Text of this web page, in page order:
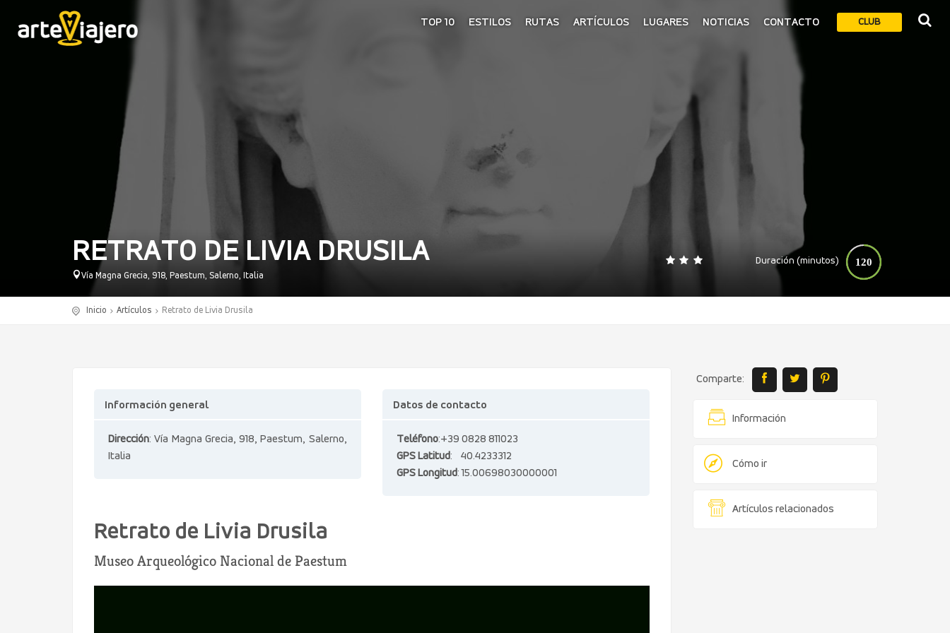
CLUB
TOP 10 ESTILOS RUTAS ARTÍCULOS LUGARES NOTICIAS CONTACTO
RETRATO DE LIVIA DRUSILA
Vía Magna Grecia, 918, Paestum, Salerno, Italia
Duración (minutos) 120
0 140
Inicio Artículos Retrato de Livia Drusila
Comparte:
Información
Cómo ir
Artículos relacionados
Información general
Dirección: Vía Magna Grecia, 918, Paestum, Salerno,
Italia
Datos de contacto
Teléfono:+39 0828 811023
GPS Latitud: 40.4233312
GPS Longitud: 15.00698030000001
Retrato de Livia Drusila
Museo Arqueológico Nacional de Paestum